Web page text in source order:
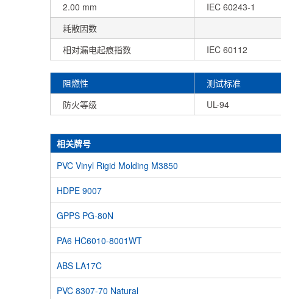
2.00 mm
IEC 60243-1
耗散因数
相对漏电起痕指数
IEC 60112
阻燃性 测试标准
防火等级
UL-94
相关牌号
PVC Vinyl Rigid Molding M3850
HDPE 9007
GPPS PG-80N
PA6 HC6010-8001WT
ABS LA17C
PVC 8307-70 Natural